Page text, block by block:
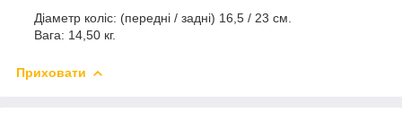
Діаметр коліс: (передні / задні) 16,5 / 23 см.
Вага: 14,50 кг.
Приховати